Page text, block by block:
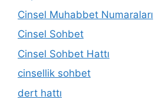
Cinsel Muhabbet Numaraları
Cinsel Sohbet
Cinsel Sohbet Hattı
cinsellik sohbet
dert hattı